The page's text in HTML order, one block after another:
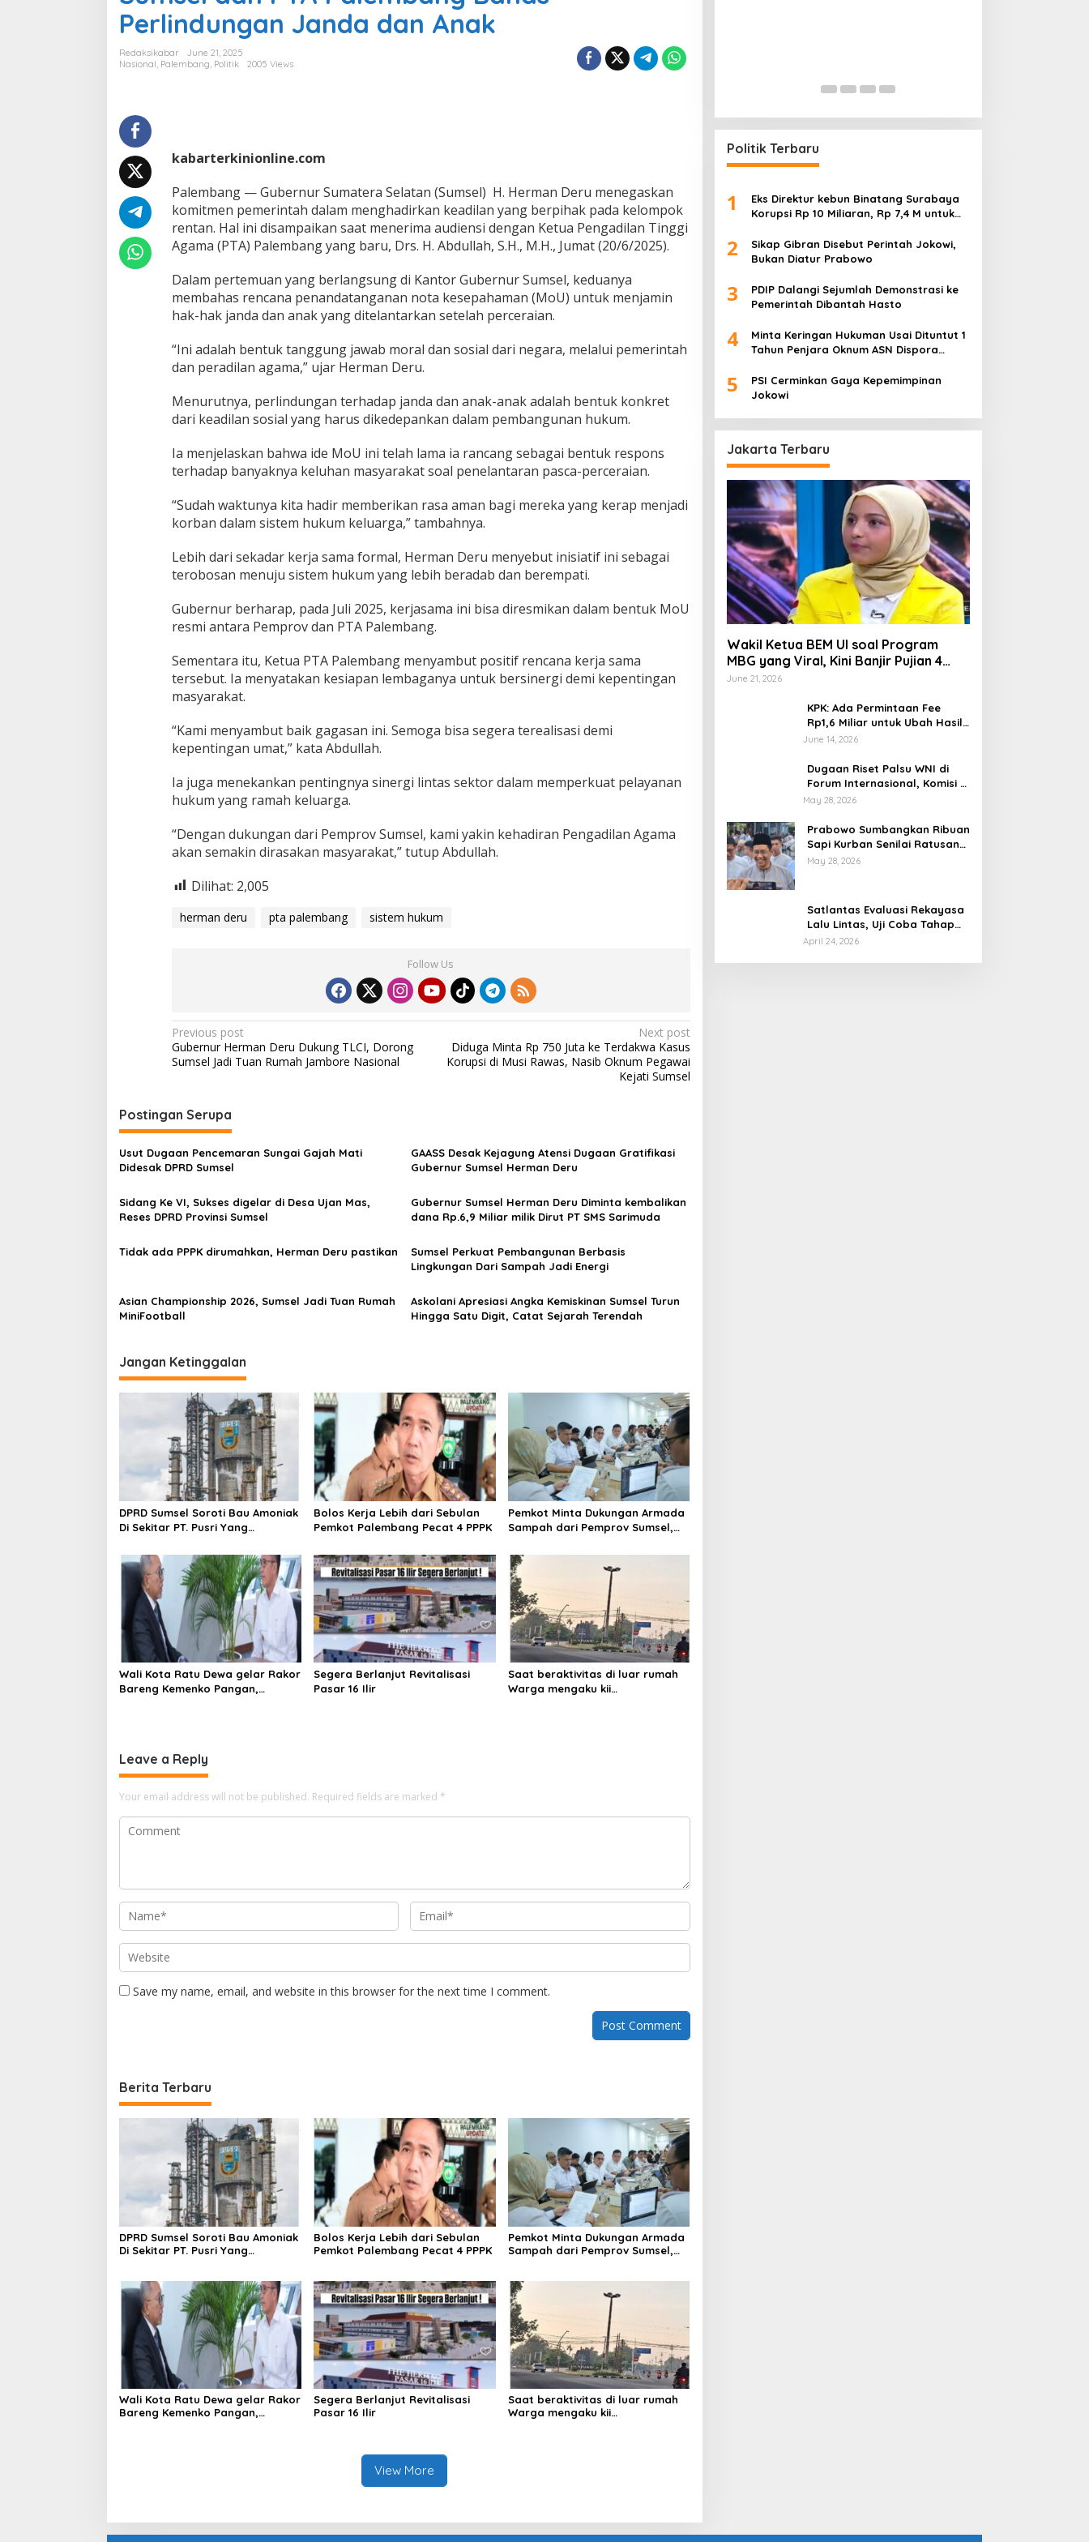
k
a
n
H
u
r
k
a
d
i
l
a
,
P
e
m
r
o
S
u
m
e
l
a
n
P
A
P
e
m
a
n
B
h
a
P
e
r
i
n
n
a
d
a
n
Perlindungan Janda dan Anak
Redaksikabar
June 21, 2025
Nasional Palembang Politik 2005 Views
kabarterkinionline.com
Palembang — Gubernur Sumatera Selatan (Sumsel) H. Herman Deru menegaskan
komitmen pemerintah dalam menghadirkan keadilan yang berpihak pada kelompok
rentan. Hal ini disampaikan saat menerima audiensi dengan Ketua Pengadilan Tinggi
Agama (PTA) Palembang yang baru, Drs. H. Abdullah, S.H., M.H., Jumat (20/6/2025).
Dalam pertemuan yang berlangsung di Kantor Gubernur Sumsel, keduanya
membahas rencana penandatanganan nota kesepahaman (MoU) untuk menjamin
hak-hak janda dan anak yang ditelantarkan setelah perceraian.
“Ini adalah bentuk tanggung jawab moral dan sosial dari negara, melalui pemerintah
dan peradilan agama,” ujar Herman Deru.
Menurutnya, perlindungan terhadap janda dan anak-anak adalah bentuk konkret
dari keadilan sosial yang harus dikedepankan dalam pembangunan hukum.
Ia menjelaskan bahwa ide MoU ini telah lama ia rancang sebagai bentuk respons
terhadap banyaknya keluhan masyarakat soal penelantaran pasca-perceraian.
“Sudah waktunya kita hadir memberikan rasa aman bagi mereka yang kerap menjadi
korban dalam sistem hukum keluarga,” tambahnya.
Lebih dari sekadar kerja sama formal, Herman Deru menyebut inisiatif ini sebagai
terobosan menuju sistem hukum yang lebih beradab dan berempati.
Gubernur berharap, pada Juli 2025, kerjasama ini bisa diresmikan dalam bentuk MoU
resmi antara Pemprov dan PTA Palembang.
Sementara itu, Ketua PTA Palembang menyambut positif rencana kerja sama
tersebut. Ia menyatakan kesiapan lembaganya untuk bersinergi demi kepentingan
masyarakat.
“Kami menyambut baik gagasan ini. Semoga bisa segera terealisasi demi
kepentingan umat,” kata Abdullah.
Ia juga menekankan pentingnya sinergi lintas sektor dalam memperkuat pelayanan
hukum yang ramah keluarga.
“Dengan dukungan dari Pemprov Sumsel, kami yakin kehadiran Pengadilan Agama
akan semakin dirasakan masyarakat,” tutup Abdullah.
Dilihat: 2,005
herman deru pta palembang sistem hukum
Follow Us
P
o
n
a
v
i
g
t
o
Previous post
Gubernur Herman Deru Dukung TLCI, Dorong
Sumsel Jadi Tuan Rumah Jambore Nasional
Next post
Diduga Minta Rp 750 Juta ke Terdakwa Kasus
Korupsi di Musi Rawas, Nasib Oknum Pegawai
Kejati Sumsel
Postingan Serupa
Usut Dugaan Pencemaran Sungai Gajah Mati
Didesak DPRD Sumsel
GAASS Desak Kejagung Atensi Dugaan Gratifikasi
Gubernur Sumsel Herman Deru
Sidang Ke VI, Sukses digelar di Desa Ujan Mas,
Reses DPRD Provinsi Sumsel
Gubernur Sumsel Herman Deru Diminta kembalikan
dana Rp.6,9 Miliar milik Dirut PT SMS Sarimuda
Tidak ada PPPK dirumahkan, Herman Deru pastikan
Sumsel Perkuat Pembangunan Berbasis
Lingkungan Dari Sampah Jadi Energi
Asian Championship 2026, Sumsel Jadi Tuan Rumah
MiniFootball
Askolani Apresiasi Angka Kemiskinan Sumsel Turun
Hingga Satu Digit, Catat Sejarah Terendah
Jangan Ketinggalan
DPRD Sumsel Soroti Bau Amoniak
Di Sekitar PT. Pusri Yang
Bolos Kerja Lebih dari Sebulan
Pemkot Palembang Pecat 4 PPPK
Pemkot Minta Dukungan Armada
Sampah dari Pemprov Sumsel,
Persen
Wali Kota Ratu Dewa gelar Rakor
Bareng Kemenko Pangan,
Segera Berlanjut Revitalisasi
Pasar 16 Ilir
Saat beraktivitas di luar rumah
Warga mengaku kii
Leave a Reply
Your email address will not be published. Required fields are marked *
Save my name, email, and website in this browser for the next time I comment.
Berita Terbaru
DPRD Sumsel Soroti Bau Amoniak
Di Sekitar PT. Pusri Yang
Bolos Kerja Lebih dari Sebulan
Pemkot Palembang Pecat 4 PPPK
Pemkot Minta Dukungan Armada
Sampah dari Pemprov Sumsel,
Wali Kota Ratu Dewa gelar Rakor
Bareng Kemenko Pangan,
Segera Berlanjut Revitalisasi
Pasar 16 Ilir
Saat beraktivitas di luar rumah
Warga mengaku kii
View More
Politik Terbaru
1
Eks Direktur kebun Binatang Surabaya
Korupsi Rp 10 Miliaran, Rp 7,4 M untuk
Bersalah
2
Sikap Gibran Disebut Perintah Jokowi,
Bukan Diatur Prabowo
3
PDIP Dalangi Sejumlah Demonstrasi ke
Pemerintah Dibantah Hasto
4
Minta Keringan Hukuman Usai Dituntut 1
Tahun Penjara Oknum ASN Dispora
5
PSI Cerminkan Gaya Kepemimpinan
Jokowi
Jakarta Terbaru
Wakil Ketua BEM UI soal Program
MBG yang Viral, Kini Banjir Pujian 4
Poin Kritik Fatimah Azzahra
June 21, 2026
KPK: Ada Permintaan Fee
Rp1,6 Miliar untuk Ubah Hasil
Audit di Muara Enim di OTT
June 14, 2026
Dugaan Riset Palsu WNI di
Forum Internasional, Komisi X
DPR Desak Investigasi dan
May 28, 2026
Prabowo Sumbangkan Ribuan
Sapi Kurban Senilai Ratusan
Miliar Rupiah, Begini
May 28, 2026
Satlantas Evaluasi Rekayasa
Lalu Lintas, Uji Coba Tahap
Dua Car Free Day Palembang
April 24, 2026